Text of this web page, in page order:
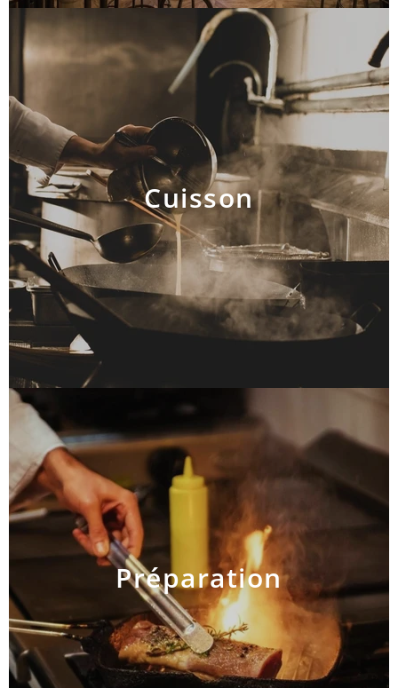
Cuisson
AJOUTER AU PANIER
Préparation
AJOUTER AU PANIER